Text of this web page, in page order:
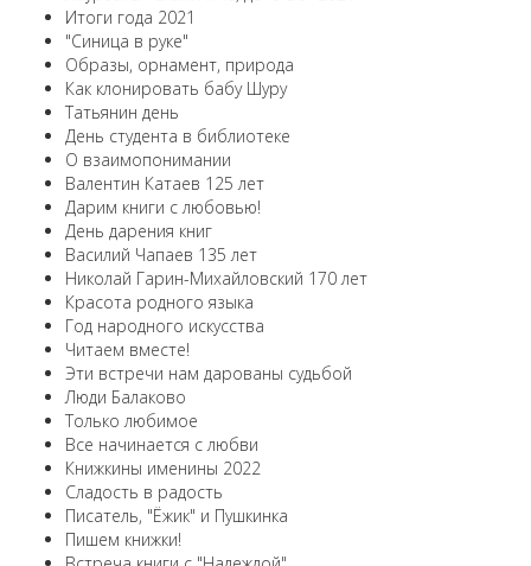
Итоги года 2021
"Синица в руке"
Образы, орнамент, природа
Как клонировать бабу Шуру
Татьянин день
День студента в библиотеке
О взаимопонимании
Валентин Катаев 125 лет
Дарим книги с любовью!
День дарения книг
Василий Чапаев 135 лет
Николай Гарин-Михайловский 170 лет
Красота родного языка
Год народного искусства
Читаем вместе!
Эти встречи нам дарованы судьбой
Люди Балаково
Только любимое
Все начинается с любви
Книжкины именины 2022
Сладость в радость
Писатель, "Ёжик" и Пушкинка
Пишем книжки!